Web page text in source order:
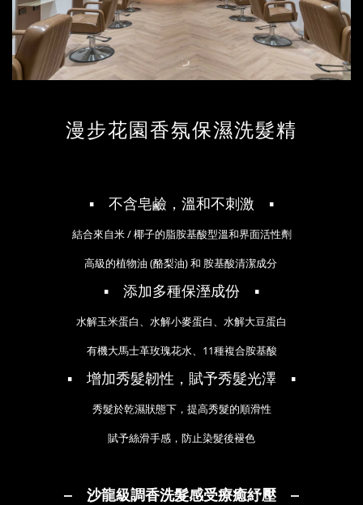
漫步花園香氛保濕洗髮精
▪ 不含皂鹼，溫和不刺激 ▪
結合來自米 / 椰子的脂胺基酸型溫和界面活性劑
高級的植物油 (酪梨油) 和 胺基酸清潔成分
▪ 添加多種保溼成份 ▪
水解玉米蛋白、水解小麥蛋白、水解大豆蛋白
有機大馬士革玫瑰花水、11種複合胺基酸
▪ 增加秀髮韌性，賦予秀髮光澤 ▪
秀髮於乾濕狀態下，提高秀髮的順滑性
賦予絲滑手感，防止染髮後褪色
‒ 沙龍級調香洗髮感受療癒紓壓 ‒